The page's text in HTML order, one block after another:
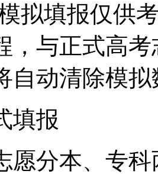
拟填报仅供
，与正式高
自动清除模
填报
愿分本、专